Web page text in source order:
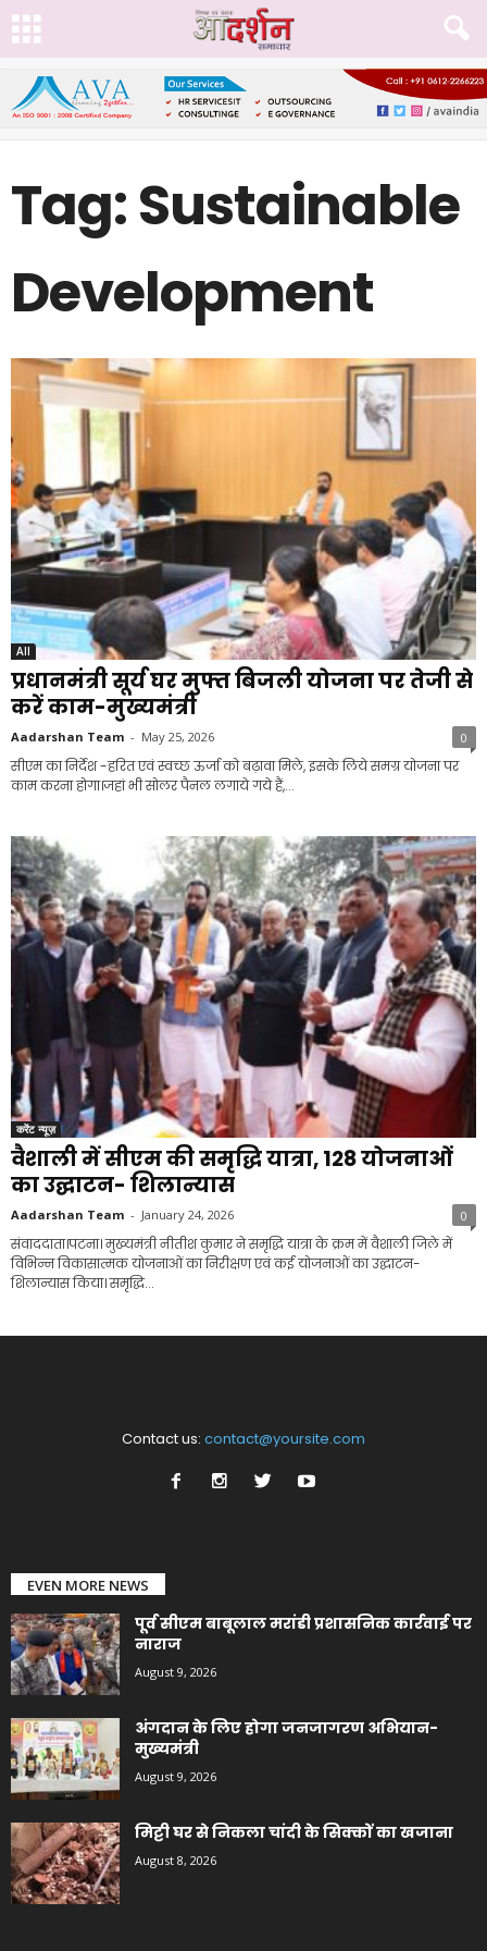
Tag: Sustainable
Development
All
प्रधानमंत्री सूर्य घर मुफ्त बिजली योजना पर तेजी से
करें काम-मुख्यमंत्री
Aadarshan Team - May 25, 2026 0
सीएम का निर्देश -हरित एवं स्वच्छ ऊर्जा को बढ़ावा मिले, इसके लिये समग्र योजना पर
काम करना होगा।जहां भी सोलर पैनल लगाये गये हैं,...
करेंट न्यूज़
वैशाली में सीएम की समृद्धि यात्रा, 128 योजनाओं
का उद्घाटन- शिलान्यास
Aadarshan Team - January 24, 2026 0
संवाददाता।पटना। मुख्यमंत्री नीतीश कुमार ने समृद्धि यात्रा के क्रम में वैशाली जिले में
विभिन्न विकासात्मक योजनाओं का निरीक्षण एवं कई योजनाओं का उद्घाटन-
शिलान्यास किया। समृद्धि...
Contact us: contact@yoursite.com
EVEN MORE NEWS
पूर्व सीएम बाबूलाल मरांडी प्रशासनिक कार्रवाई पर
नाराज
August 9, 2026
अंगदान के लिए होगा जनजागरण अभियान-
मुख्यमंत्री
August 9, 2026
मिट्टी घर से निकला चांदी के सिक्कों का खजाना
August 8, 2026